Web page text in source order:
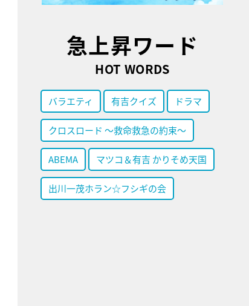
急上昇ワード
HOT WORDS
バラエティ 有吉クイズ ドラマ
クロスロード ～救命救急の約束～
ABEMA マツコ＆有吉 かりそめ天国
出川一茂ホラン☆フシギの会